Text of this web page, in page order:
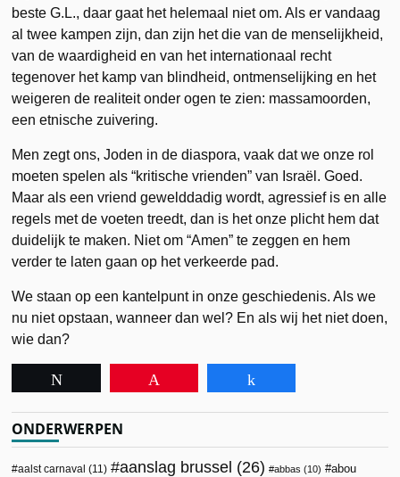
beste G.L., daar gaat het helemaal niet om. Als er vandaag
al twee kampen zijn, dan zijn het die van de menselijkheid,
van de waardigheid en van het internationaal recht
tegenover het kamp van blindheid, ontmenselijking en het
weigeren de realiteit onder ogen te zien: massamoorden,
een etnische zuivering.
Men zegt ons, Joden in de diaspora, vaak dat we onze rol
moeten spelen als “kritische vrienden” van Israël. Goed.
Maar als een vriend gewelddadig wordt, agressief is en alle
regels met de voeten treedt, dan is het onze plicht hem dat
duidelijk te maken. Niet om “Amen” te zeggen en hem
verder te laten gaan op het verkeerde pad.
We staan op een kantelpunt in onze geschiedenis. Als we
nu niet opstaan, wanneer dan wel? En als wij het niet doen,
wie dan?
ONDERWERPEN
aalst carnaval (11) aanslag brussel (26) abbas (10)
abou